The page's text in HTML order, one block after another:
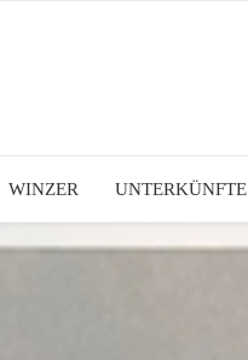
WINZER UNTERKÜNFTE